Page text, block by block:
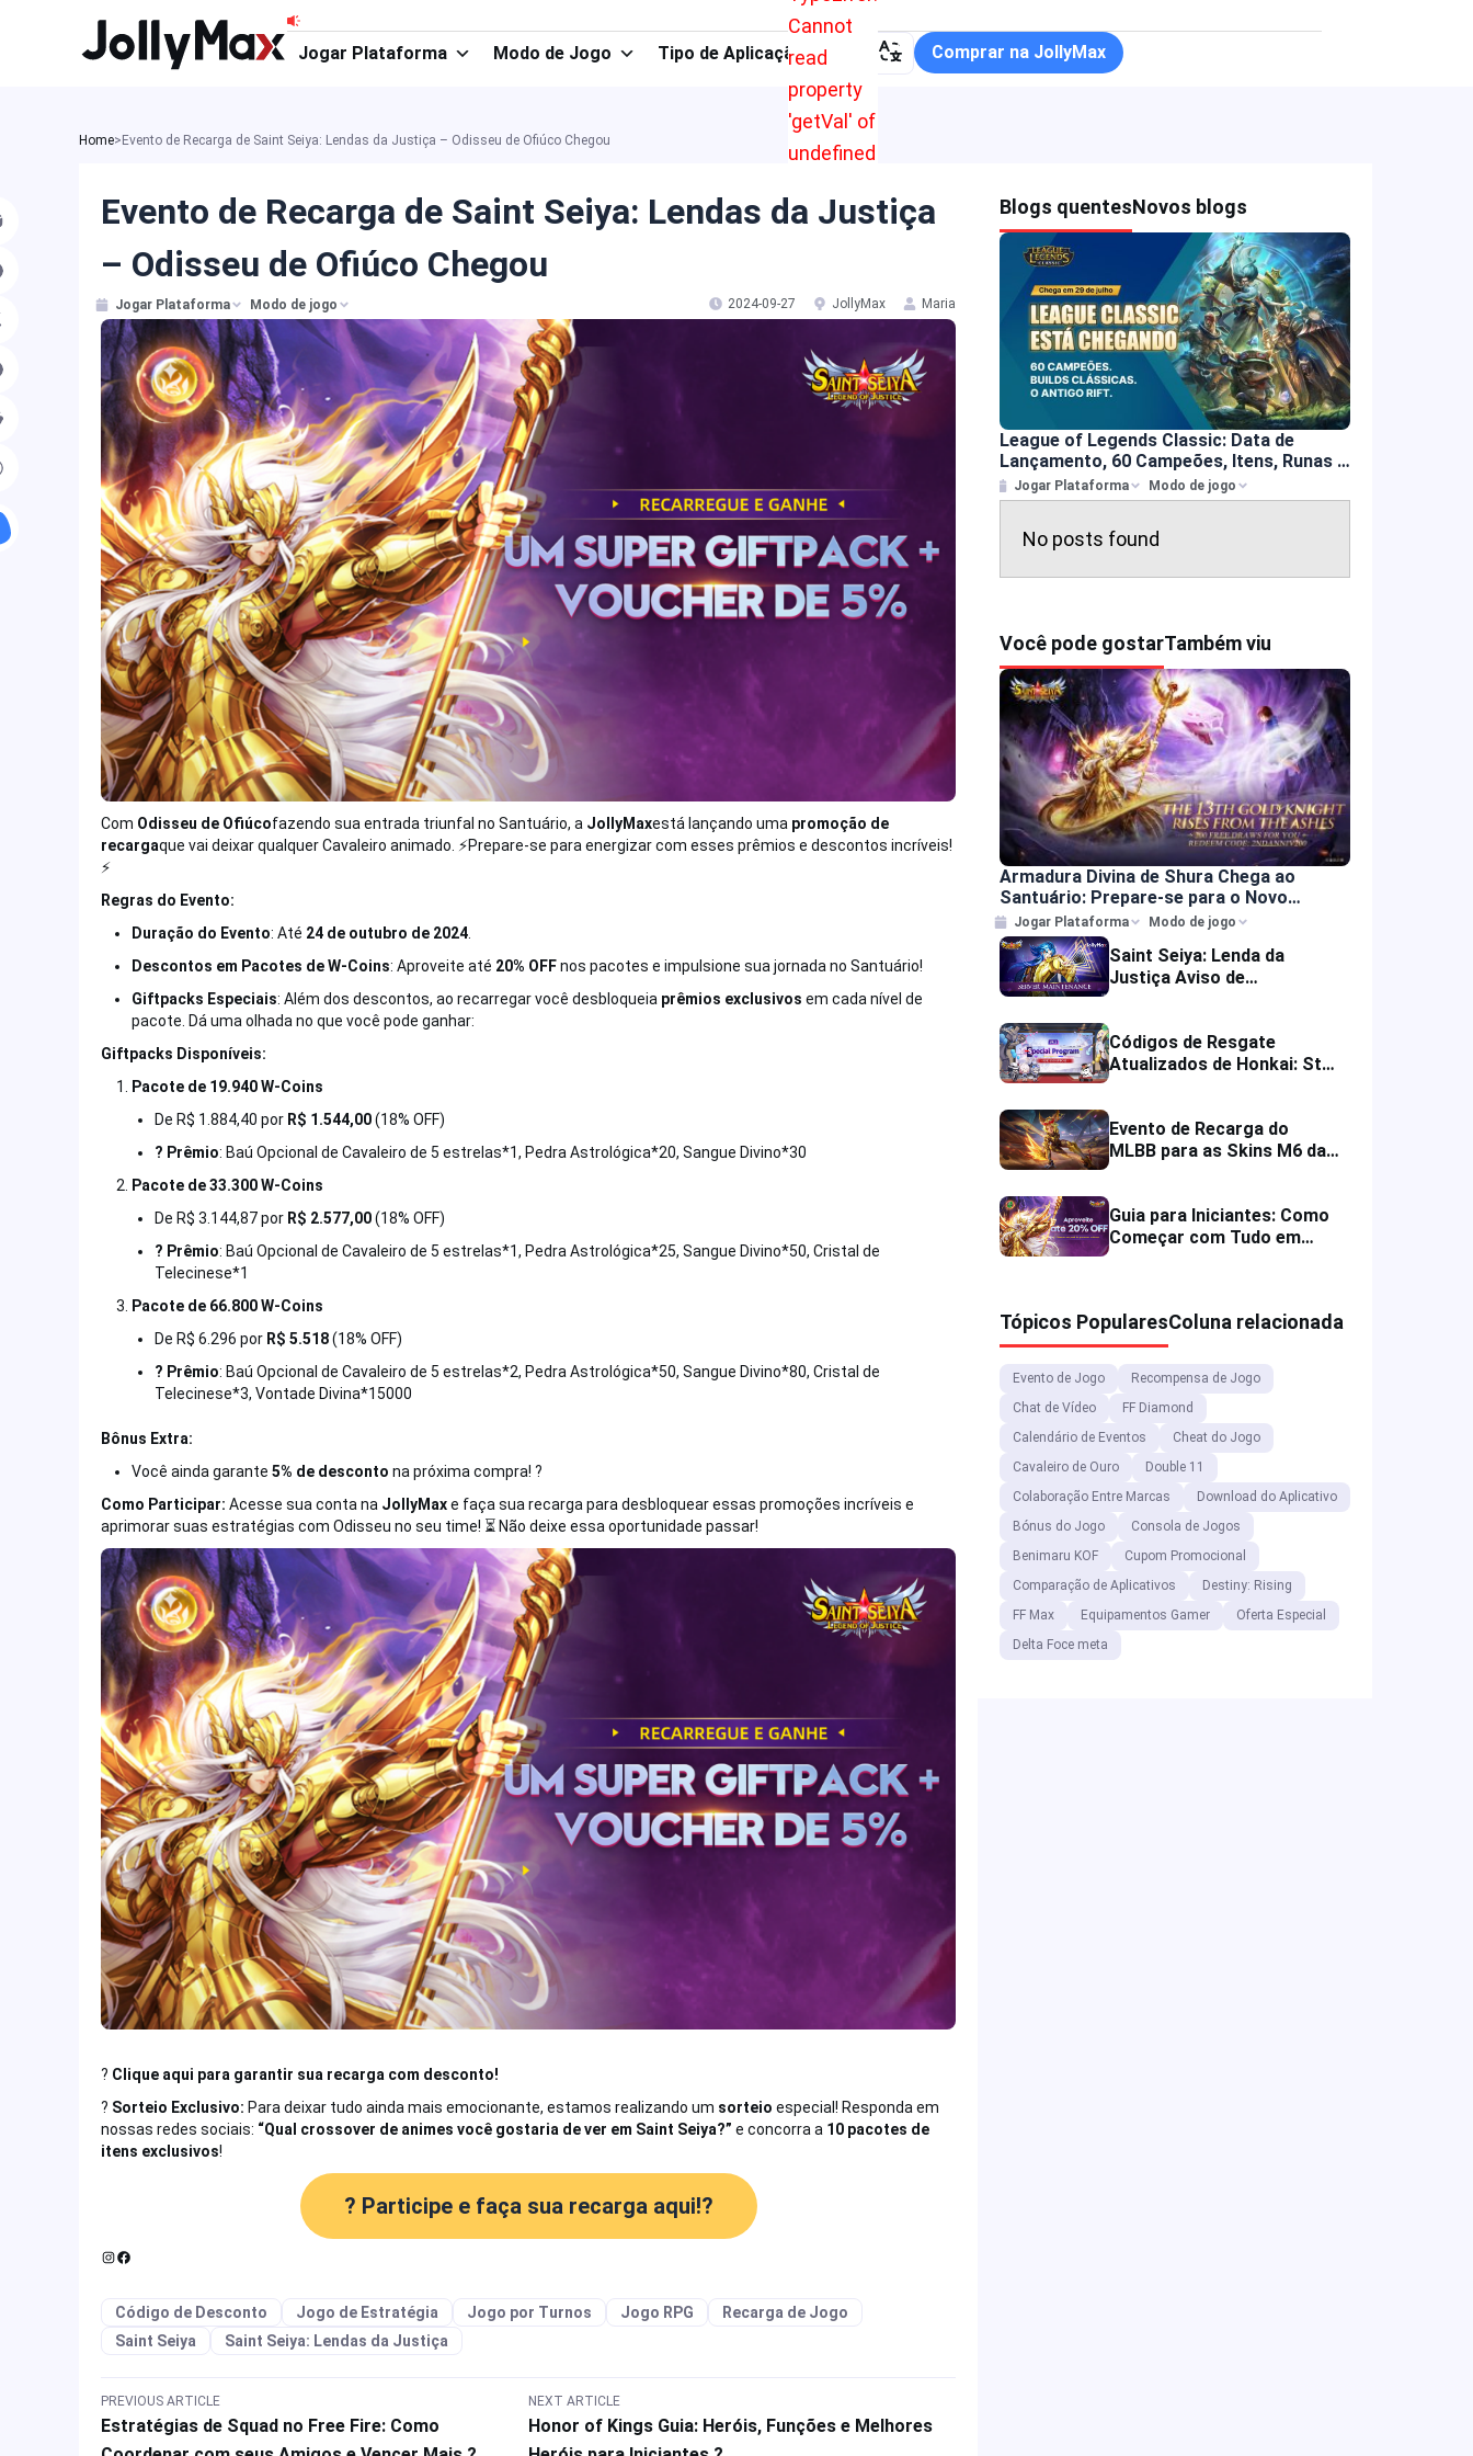
Cannot
read
property
'getVal' of
undefined
Jogar Plataforma Modo de Jogo Tipo de Aplicação Comprar na JollyMax
Home> Evento de Recarga de Saint Seiya: Lendas da Justiça – Odisseu de Ofiúco Chegou
Evento de Recarga de Saint Seiya: Lendas da Justiça
– Odisseu de Ofiúco Chegou
Jogar Plataforma Modo de jogo 2024-09-27 JollyMax Maria
Com Odisseu de Ofiúcofazendo sua entrada triunfal no Santuário, a JollyMaxestá lançando uma promoção de
recargaque vai deixar qualquer Cavaleiro animado. ⚡️Prepare-se para energizar com esses prêmios e descontos incríveis!
⚡️
Regras do Evento:
Duração do Evento: Até 24 de outubro de 2024
Descontos em Pacotes de W-Coins: Aproveite até 20% OFFnos pacotes e impulsione sua jornada no Santuário!
Giftpacks Especiais: Além dos descontos, ao recarregar você desbloqueia prêmios exclusivos em cada nível de
pacote. Dá uma olhada no que você pode ganhar:
Giftpacks Disponíveis:
Pacote de 19.940 W-Coins
De R$ 1.884,40 por R$ 1.544,00(18% OFF)
? Prêmio: Baú Opcional de Cavaleiro de 5 estrelas*1, Pedra Astrológica*20, Sangue Divino*30
Pacote de 33.300 W-Coins
De R$ 3.144,87 por R$ 2.577,00(18% OFF)
? Prêmio: Baú Opcional de Cavaleiro de 5 estrelas*1, Pedra Astrológica*25, Sangue Divino*50, Cristal de
Telecinese*1
Pacote de 66.800 W-Coins
De R$ 6.296 por R$ 5.518(18% OFF)
? Prêmio: Baú Opcional de Cavaleiro de 5 estrelas*2, Pedra Astrológica*50, Sangue Divino*80, Cristal de
Telecinese*3, Vontade Divina*15000
Bônus Extra:
Você ainda garante 5% de desconto na próxima compra! ?
Como Participar: Acesse sua conta na JollyMaxe faça sua recarga para desbloquear essas promoções incríveis e
aprimorar suas estratégias com Odisseu no seu time! ⏳ Não deixe essa oportunidade passar!
? Clique aqui para garantir sua recarga com desconto!
? Sorteio Exclusivo: Para deixar tudo ainda mais emocionante, estamos realizando um sorteio especial! Responda em
nossas redes sociais: “Qual crossover de animes você gostaria de ver em Saint Seiya?” e concorra a 10 pacotes de
itens exclusivos!
? Participe e faça sua recarga aqui!?
Instagram
Facebook
Código de Desconto Jogo de Estratégia Jogo por Turnos Jogo RPG
Recarga de Jogo
Saint Seiya
Saint Seiya: Lendas da Justiça
PREVIOUS ARTICLE
Estratégias de Squad no Free Fire: Como
NEXT ARTICLE
Honor of Kings Guia: Heróis, Funções e Melhores
Blogs quentesNovos blogs
League of Legends Classic: Data de
Lançamento, 60 Campeões, Itens, Runas e
Mais
Jogar Plataforma Modo de jogo
No posts found
Você pode gostarTambém viu
Armadura Divina de Shura Chega ao
Santuário: Prepare-se para o Novo
Guerreiro das Trevas em Saint Seiya:
Lendas da Justiça
Jogar Plataforma Modo de jogo
Saint Seiya: Lenda da
Justiça Aviso de
Diamantes
Códigos de Resgate
Atualizados de Honkai: Star
Evento de Recarga do
MLBB para as Skins M6 da
ONIC Philippines
Guia para Iniciantes: Como
Começar com Tudo em
Tópicos PopularesColuna relacionada
Evento de Jogo
Recompensa de Jogo
Chat de Vídeo
FF Diamond
Calendário de Eventos
Cheat do Jogo
Cavaleiro de Ouro
Double 11
Colaboração Entre Marcas
Download do Aplicativo
Bónus do Jogo
Consola de Jogos
Benimaru KOF
Cupom Promocional
Comparação de Aplicativos
Destiny: Rising
FF Max
Equipamentos Gamer
Oferta Especial
Delta Foce meta